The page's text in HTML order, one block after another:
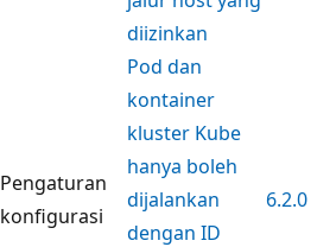
diizinkan
Pengaturan
konfigurasi
Pod dan
kontainer
kluster Kube
hanya boleh
dijalankan
dengan ID
6.2.0